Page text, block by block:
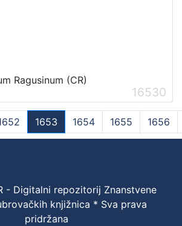
Ragusinum (CR)
16530
1653
(current)
1654 1655 1656
- Digitalni repozitorij Znanstvene
knjižnica * Sva prava
pridržana